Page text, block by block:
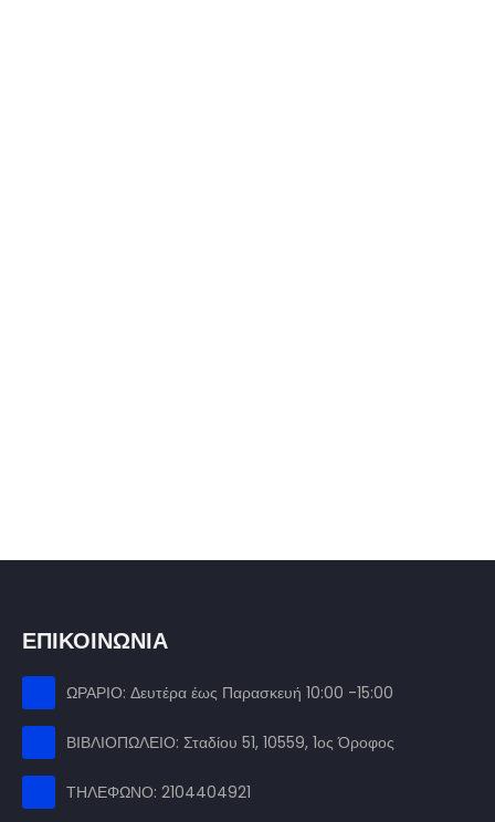
ΕΠΙΚΟΙΝΩΝΙΑ
ΩΡΑΡΙΟ: Δευτέρα έως Παρασκευή 10:00 -15:00
ΒΙΒΛΙΟΠΩΛΕΙΟ: Σταδίου 51, 10559, 1ος Όροφος
ΤΗΛΕΦΩΝΟ: 2104404921